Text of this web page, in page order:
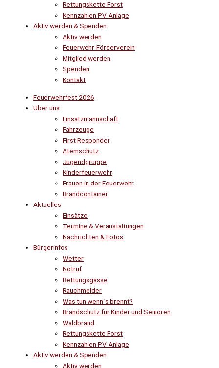
Rettungskette Forst
Kennzahlen PV-Anlage
Aktiv werden & Spenden
Aktiv werden
Feuerwehr-Förderverein
Mitglied werden
Spenden
Kontakt
Feuerwehrfest 2026
Über uns
Einsatzmannschaft
Fahrzeuge
First Responder
Atemschutz
Jugendgruppe
Kinderfeuerwehr
Frauen in der Feuerwehr
Brandcontainer
Aktuelles
Einsätze
Termine & Veranstaltungen
Nachrichten & Fotos
Bürgerinfos
Wetter
Notruf
Rettungsgasse
Rauchmelder
Was tun wenn´s brennt?
Brandschutz für Kinder und Senioren
Waldbrand
Rettungskette Forst
Kennzahlen PV-Anlage
Aktiv werden & Spenden
Aktiv werden